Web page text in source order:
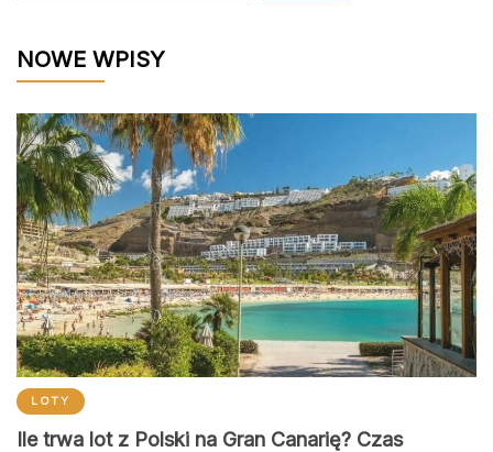
NOWE WPISY
LOTY
Ile trwa lot z Polski na Gran Canarię? Czas